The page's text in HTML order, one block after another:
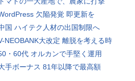
欠陥発覚 即更新を
国 ハイテク人材の出国制限へ
NEOBANK大改定 離脱を考える時
・60代 オルカンで手堅く運用
手ボーナス 81年以降で最高額